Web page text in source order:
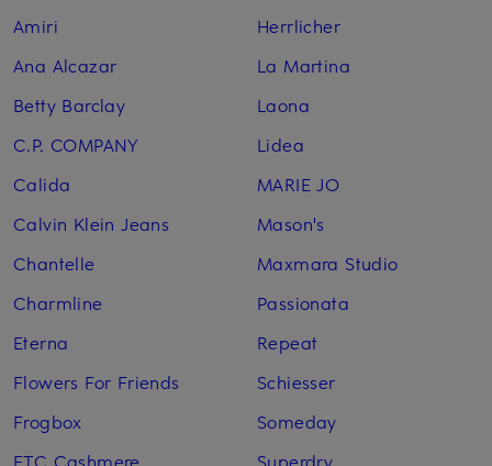
Amiri
Ana Alcazar
Betty Barclay
C.P. COMPANY
Calida
Calvin Klein Jeans
Chantelle
Charmline
Eterna
Flowers For Friends
Frogbox
FTC Cashmere
Herrlicher
La Martina
Laona
Lidea
MARIE JO
Mason's
Maxmara Studio
Passionata
Repeat
Schiesser
Someday
Superdry